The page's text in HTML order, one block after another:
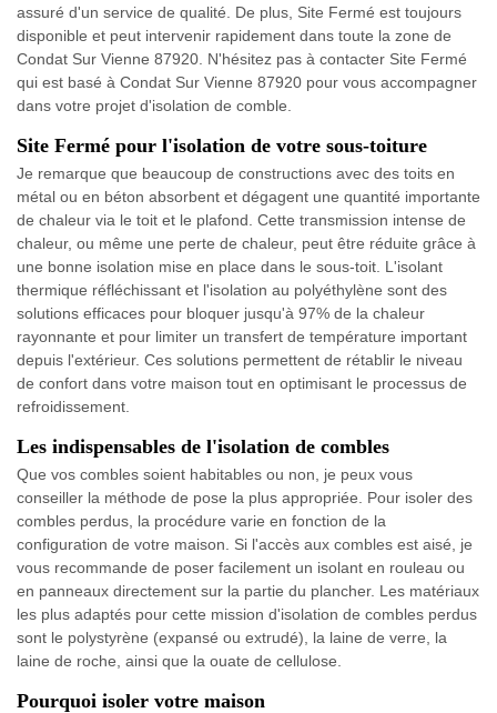
assuré d'un service de qualité. De plus, Site Fermé est toujours
disponible et peut intervenir rapidement dans toute la zone de
Condat Sur Vienne 87920. N'hésitez pas à contacter Site Fermé
qui est basé à Condat Sur Vienne 87920 pour vous accompagner
dans votre projet d'isolation de comble.
Site Fermé pour l'isolation de votre sous-toiture
Je remarque que beaucoup de constructions avec des toits en
métal ou en béton absorbent et dégagent une quantité importante
de chaleur via le toit et le plafond. Cette transmission intense de
chaleur, ou même une perte de chaleur, peut être réduite grâce à
une bonne isolation mise en place dans le sous-toit. L'isolant
thermique réfléchissant et l'isolation au polyéthylène sont des
solutions efficaces pour bloquer jusqu'à 97% de la chaleur
rayonnante et pour limiter un transfert de température important
depuis l'extérieur. Ces solutions permettent de rétablir le niveau
de confort dans votre maison tout en optimisant le processus de
refroidissement.
Les indispensables de l'isolation de combles
Que vos combles soient habitables ou non, je peux vous
conseiller la méthode de pose la plus appropriée. Pour isoler des
combles perdus, la procédure varie en fonction de la
configuration de votre maison. Si l'accès aux combles est aisé, je
vous recommande de poser facilement un isolant en rouleau ou
en panneaux directement sur la partie du plancher. Les matériaux
les plus adaptés pour cette mission d'isolation de combles perdus
sont le polystyrène (expansé ou extrudé), la laine de verre, la
laine de roche, ainsi que la ouate de cellulose.
Pourquoi isoler votre maison